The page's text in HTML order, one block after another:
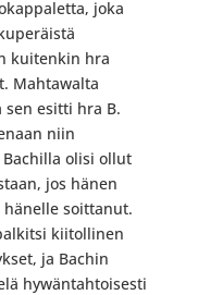
joka
kuitenkin hra
Mahtawalta
esitti hra B.
niin
olisi ollut
jos hänen
soittanut.
kiitollinen
ja Bachin
hywäntahtoisesti